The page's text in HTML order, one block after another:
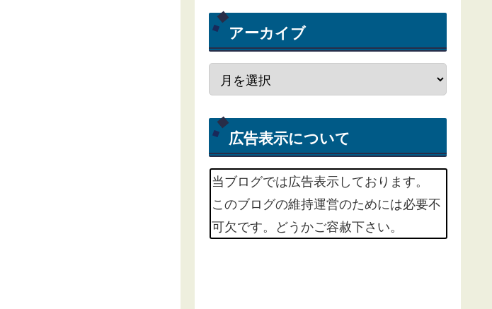
アーカイブ
広告表示について
当ブログでは広告表示しております。
このブログの維持運営のためには必要不
可欠です。どうかご容赦下さい。